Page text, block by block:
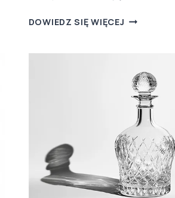
DOWIEDZ SIĘ WIĘCEJ JAK
PRZEKŁADA
SIĘ
NA
KONWERSJĘ
SPRZEDAŻY
W
ŚWIECIE
ONLINE?